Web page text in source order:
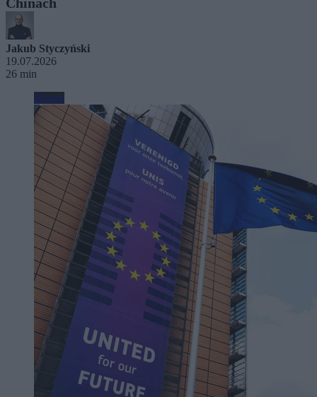
Jakub Styczyński
19.07.2026
26 min
Biznes